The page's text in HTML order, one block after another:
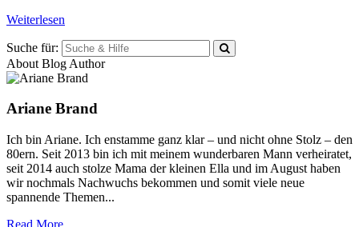
Weiterlesen
Suche für:
About Blog Author
Ariane Brand
Ich bin Ariane. Ich enstamme ganz klar – und nicht ohne Stolz – den
80ern. Seit 2013 bin ich mit meinem wunderbaren Mann verheiratet,
seit 2014 auch stolze Mama der kleinen Ella und im August haben
wir nochmals Nachwuchs bekommen und somit viele neue
spannende Themen...
Read More